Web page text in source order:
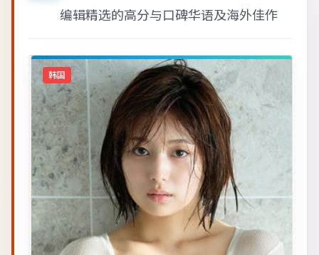
编辑精选的高分与口碑华语及海外佳作
韩国